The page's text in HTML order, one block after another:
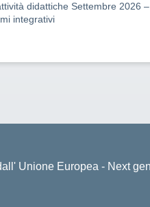
didattiche Settembre 2026 –
integrativi